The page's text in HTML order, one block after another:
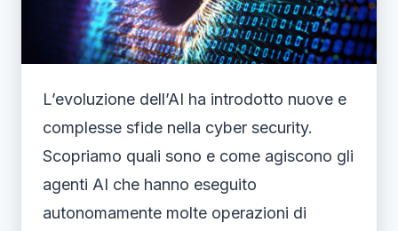
L’evoluzione dell’AI ha introdotto nuove e
complesse sfide nella cyber security.
Scopriamo quali sono e come agiscono gli
agenti AI che hanno eseguito
autonomamente molte operazioni di